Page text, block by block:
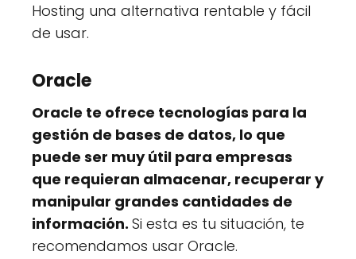
Hosting una alternativa rentable y fácil
de usar.
Oracle
Oracle te ofrece tecnologías para la
gestión de bases de datos, lo que
puede ser muy útil para empresas
que requieran almacenar, recuperar y
manipular grandes cantidades de
información. Si esta es tu situación, te
recomendamos usar Oracle.